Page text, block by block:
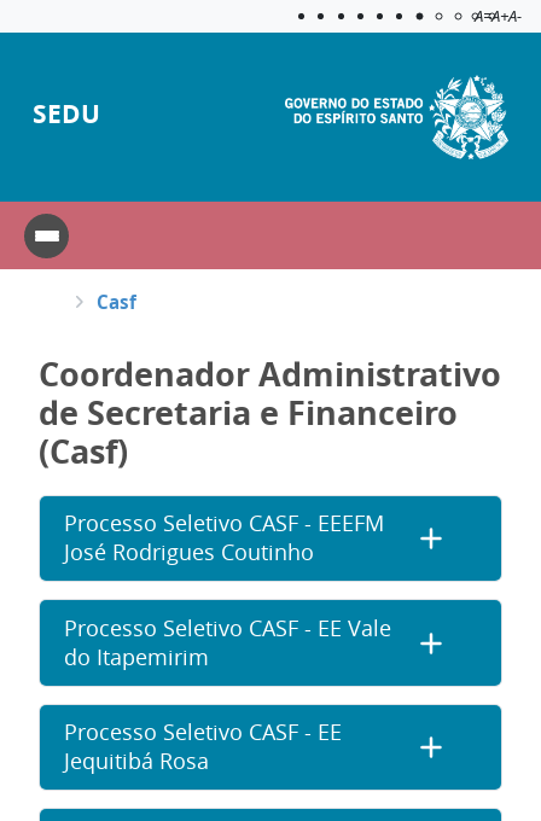
Aplicar
A=A+A-
SEDU
Casf
Coordenador Administrativo
de Secretaria e Financeiro
(Casf)
Processo Seletivo CASF - EEEFM
José Rodrigues Coutinho
Processo Seletivo CASF - EE Vale
do Itapemirim
Processo Seletivo CASF - EE
Jequitibá Rosa